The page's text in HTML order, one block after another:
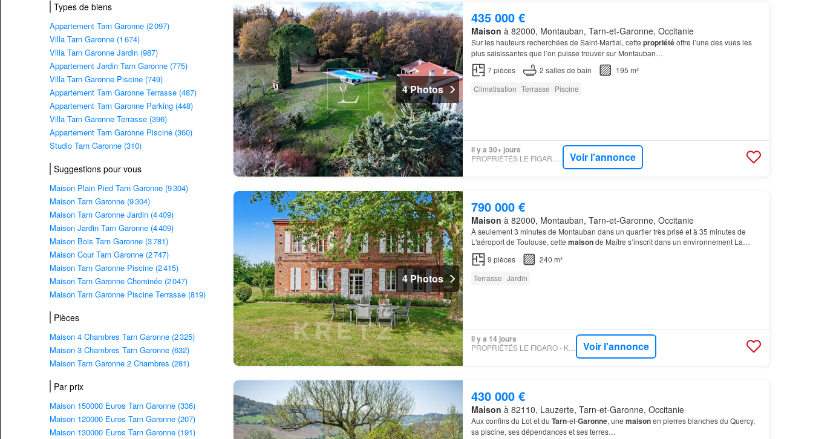
Types de biens
Appartement Tarn Garonne (2 097)
Villa Tarn Garonne (1 674)
Villa Tarn Garonne Jardin (987)
Appartement Jardin Tarn Garonne (775)
Villa Tarn Garonne Piscine (749)
Appartement Tarn Garonne Terrasse (487)
Appartement Tarn Garonne Parking (448)
Villa Tarn Garonne Terrasse (396)
Appartement Tarn Garonne Piscine (360)
Studio Tarn Garonne (310)
Suggestions pour vous
Maison Plain Pied Tarn Garonne (9 304)
Maison Tarn Garonne (9 304)
Maison Tarn Garonne Jardin (4 409)
Maison Jardin Tarn Garonne (4 409)
Maison Bois Tarn Garonne (3 781)
Maison Cour Tarn Garonne (2 747)
Maison Tarn Garonne Piscine (2 415)
Maison Tarn Garonne Cheminée (2 047)
Maison Tarn Garonne Piscine Terrasse (819)
Pièces
Maison 4 Chambres Tarn Garonne (2 325)
Maison 3 Chambres Tarn Garonne (632)
Maison Tarn Garonne 2 Chambres (281)
Par prix
Maison 150000 Euros Tarn Garonne (336)
Maison 120000 Euros Tarn Garonne (207)
Maison 130000 Euros Tarn Garonne (191)
4 Photos
435 000 €
Maison à 82000, Montauban, Tarn-et-Garonne, Occitanie
Sur les hauteurs recherchées de Saint-Martial, cette propriétéoffre l’une des vues les
plus saisissantes que l’on puisse trouver sur Montauban…
7pièces 2 salles de bain
195 m²
Climatisation Terrasse Piscine
Il y a 30+ jours
Voir l'annonce
4 Photos
790 000 €
Maison à 82000, Montauban, Tarn-et-Garonne, Occitanie
À seulement 3 minutes de Montauban dans un quartier très prisé et à 35 minutes de
L'aéroport de Toulouse, cette maisonde Maître s’inscrit dans un environnement La
maison propose six chambres spacieuses d’environ 15 m² chacun…
9 pièces
240 m²
Terrasse Jardin
Il y a 14 jours
PROPRIÉTÉS LE FIGARO - KRETZ & PARTNERS Voir l'annonce
430 000 €
Maison à 82110, Lauzerte, Tarn-et-Garonne, Occitanie
Aux confins du Lot et du Tarn-et-Garonne, une maisonen pierres blanches du Quercy,
sa piscine, ses dépendances et ses terres…